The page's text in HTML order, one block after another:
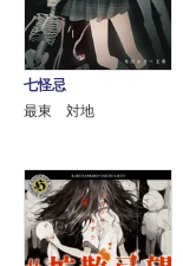
七怪忌
最東 対地